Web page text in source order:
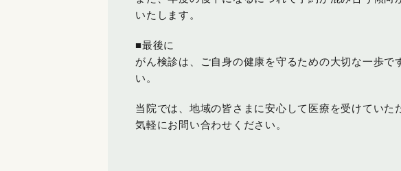
いたします。
■最後に
がん検診は、ご自身の健康を守るための大切な一歩
い。
当院では、地域の皆さまに安心して医療を受けてい
気軽にお問い合わせください。